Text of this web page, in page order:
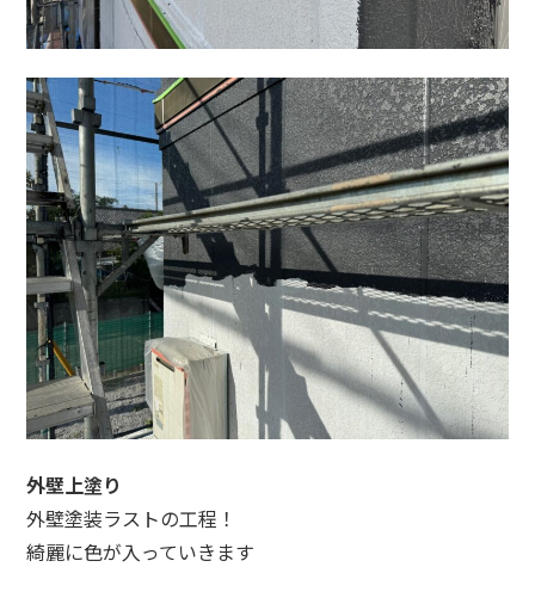
外壁上塗り
外壁塗装ラストの工程！
綺麗に色が入っていきます